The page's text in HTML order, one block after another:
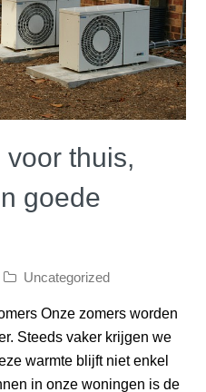
thuis,
goede
Uncategorized
Onze zomers worden
Steeds vaker krijgen we
warmte blijft niet enkel
in onze woningen is de